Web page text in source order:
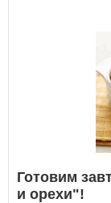
Готовим
и орехи"!